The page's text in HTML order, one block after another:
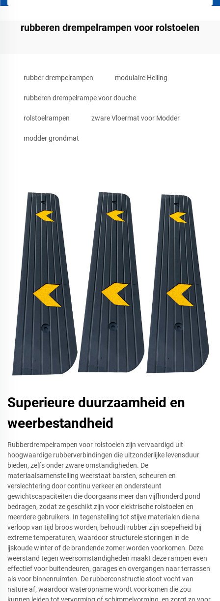
rubberen drempelrampen voor rolstoelen
rubber drempelrampen modulaire Helling
rubberen drempelrampe voor douche
rolstoelrampen zware Vloermat voor Modder
modder grondmat
Superieure duurzaamheid en
weerbestandheid
Rubberdrempelrampen voor rolstoelen zijn vervaardigd uit
hoogwaardige rubberverbindingen die uitzonderlijke levensduur
bieden, zelfs onder zware omstandigheden. De
materiaalsamenstelling weerstaat barsten, scheuren en
verslechtering door continu verkeer en ondersteunt
gewichtscapaciteiten die doorgaans meer dan vijfhonderd pond
bedragen, zodat ze geschikt zijn voor elektrische rolstoelen en
meerdere gebruikers. In tegenstelling tot stijve materialen die na
verloop van tijd broos worden, behoudt rubber zijn soepelheid bij
extreme temperaturen, waardoor structurele storingen in de
ijskoude winter of de brandende zomer worden voorkomen. Deze
weerstand tegen weersomstandigheden maakt deze rampen even
effectief voor buitendeuren, garages en overgangen naar terrassen
als voor binnenruimten. De rubberconstructie stoot vocht van
nature af, waardoor wateropname wordt voorkomen die zou